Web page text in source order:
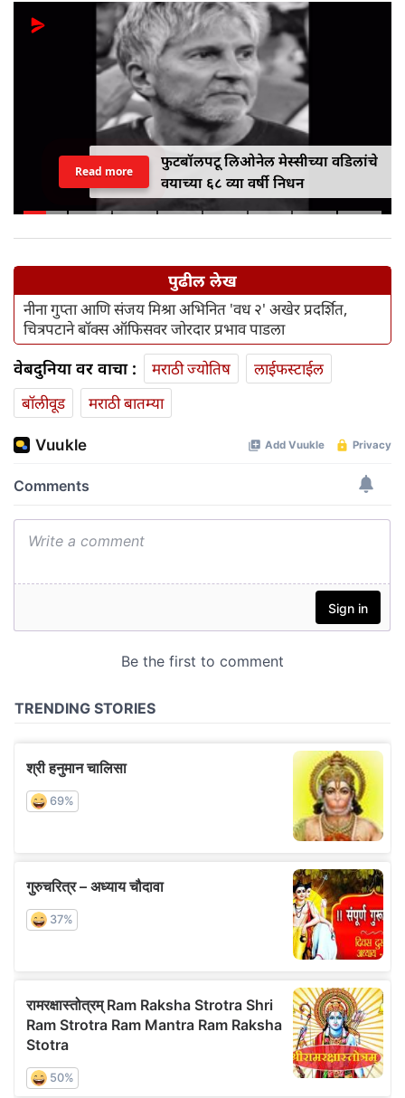
फुटबॉलपटू लिओनेल मेस्सीच्या वडिलांचे
वयाच्या ६८ व्या वर्षी निधन
Read more
पुढील लेख
नीना गुप्ता आणि संजय मिश्रा अभिनित 'वध २' अखेर प्रदर्शित,
चित्रपटाने बॉक्स ऑफिसवर जोरदार प्रभाव पाडला
वेबदुनिया वर वाचा : मराठी ज्योतिष
लाईफस्टाईल
बॉलीवूड
मराठी बातम्या